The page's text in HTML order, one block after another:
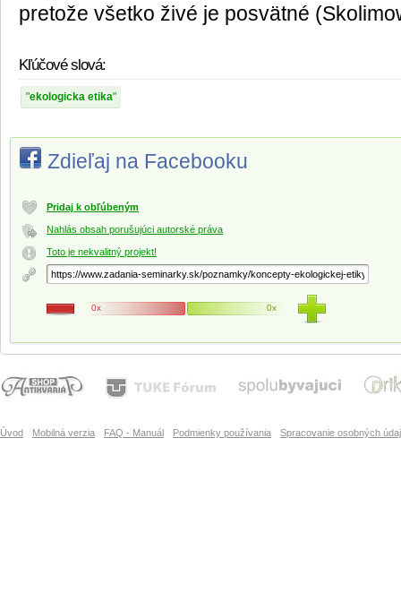
pretože všetko živé je posvätné
Kľúčové slová:
ekologicka etika
Zdieľaj na Facebooku
Pridaj k obľúbeným
Nahlás obsah porušujúci autorské práva
Toto je nekvalitný projekt!
0x 0x
Úvod Mobilná verzia FAQ - Manuál Podmienky používania Spracovanie osobných